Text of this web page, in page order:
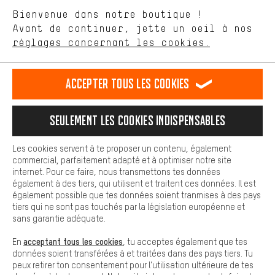
Langue"
français english
EN Deutsch español
RÉSILIER LE CONTRAT Communauté d'Aix-la-Chapelle
Programme d'affiliation Mentions Légales Protection des données
Conditions générales de vente Plateforme d'Alerte
Reprise des batteries Corepile Paramètres de cookies
Modifier le contraste
Tous les prix s'entendent en euros (MwSt hors) plus les
frais de portpour la livraison versÉtats-Unis.
Bienvenue dans notre boutique !
Avant de continuer, jette un oeil à nos
réglages concernant les cookies.
nous proposons grâce à ton comportement d'achat.
Plus de confort
est plus confortable. Avec les cookies de confort, nous
Nous pouvons ainsi mettre à ta disposition d'autres contenus et
informations utiles. De plus, tu as la possibilité d'utiliser des
facilement les bons produits. Par exemple, nous proposons une
facilement aux questions.
Cookies de base
Les cookies de base garantissent que tu puisses utiliser les
fonctions de notre site web.
Accepter tous les cookies
Seulement les cookies indispensables
Les cookies servent à te proposer un contenu, également
commercial, parfaitement adapté et à optimiser notre site
internet. Pour ce faire, nous transmettons tes données
également à des tiers, qui utilisent et traitent ces données. Il est
également possible que tes données soient tranmises à des pays
tiers qui ne sont pas touchés par la législation européenne et
sans garantie adéquate.
En acceptant tous les cookies , tu acceptes également que tes
données soient transférées à et traitées dans des pays tiers. Tu
peux retirer ton consentement pour l'utilisation ultérieure de tes